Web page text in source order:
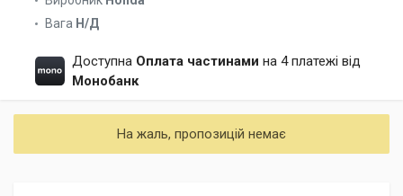
Вага Н/Д
Доступна Оплата частинами на 4 платежі від
Монобанк
На жаль, пропозицій немає